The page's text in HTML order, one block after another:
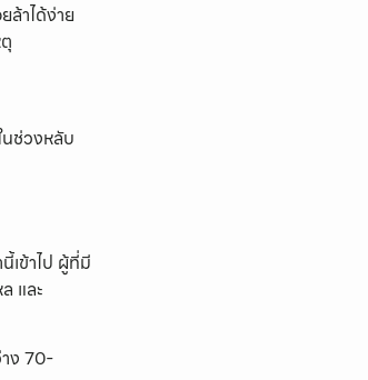
ล้าได้ง่าย
ช่วงหลับ
เข้าไป ผู้ที่มี
และ
ง 70-